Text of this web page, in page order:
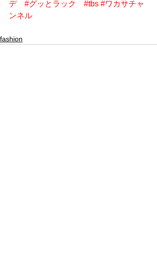
デ
#グッとラック #tbs #ワカサチャ
ンネル
fashion